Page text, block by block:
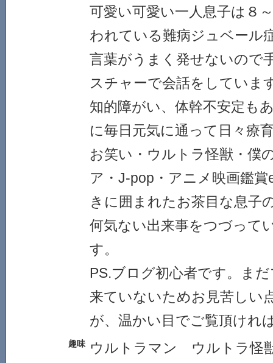
可愛い可愛い一人息子は８
われている難病ジュベール
言葉がうまく発せないので
スチャーで会話をしていま
知的障がい、体幹不安定も
に毎日元気に通って日々療
お笑い・ウルトラ怪獣・僕
ア・J-pop・アニメ映画鑑
きに囲まれたお茶目な息子
何気ない出来事をつづって
す。
PS.ブログ初心者です。ま
来ていないためお見苦しい
が、温かい目でご覧頂けれ
趣味 ウルトラマン ウルトラ怪